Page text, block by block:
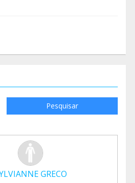
Pesquisar
GRECO